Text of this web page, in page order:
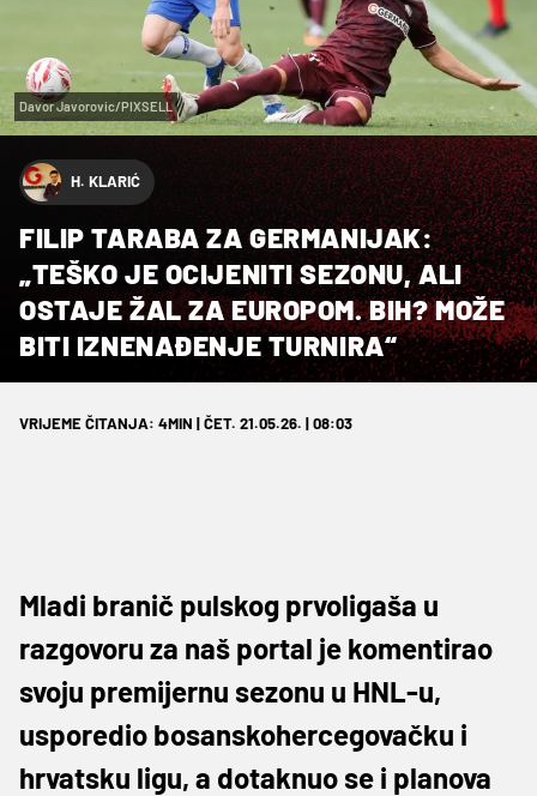
Davor Javorovic/PIXSELL
H. KLARIĆ
FILIP TARABA ZA GERMANIJAK:
„TEŠKO JE OCIJENITI SEZONU, ALI
OSTAJE ŽAL ZA EUROPOM. BIH? MOŽE
BITI IZNENAĐENJE TURNIRA“
VRIJEME ČITANJA: 4MIN | ČET. 21.05.26. | 08:03
Mladi branič pulskog prvoligaša u
razgovoru za naš portal je komentirao
svoju premijernu sezonu u HNL-u,
usporedio bosanskohercegovačku i
hrvatsku ligu, a dotaknuo se i planova